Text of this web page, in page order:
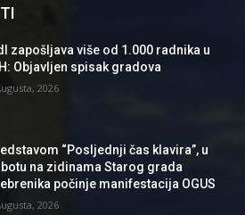
zapošljava više od 1.000 radnika u
Objavljen spisak gradova
2026
“Posljednji čas klavira”, u
na zidinama Starog grada
počinje manifestacija OGUS
2026